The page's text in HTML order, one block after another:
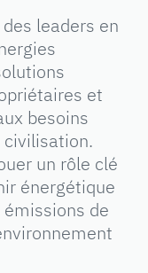
leaders en
et
besoins
un rôle clé
énergétique
de